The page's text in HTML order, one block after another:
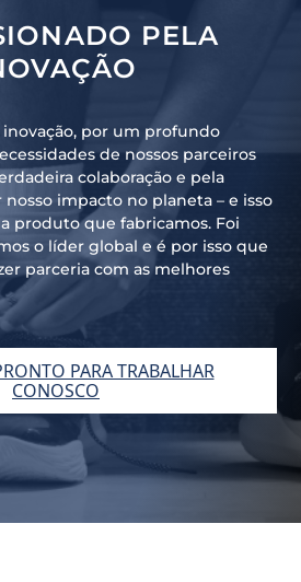
PELA
por um profundo
de nossos parceiros
colaboração e pela
impacto no planeta – e isso
produto que fabricamos. Foi
o líder global e é por isso que
parceria com as melhores
PARA TRABALHAR
CONOSCO